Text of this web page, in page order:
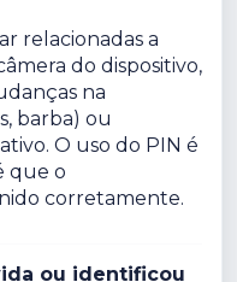
relacionadas a
do dispositivo,
na
barba) ou
O uso do PIN é
que o
corretamente.
ou identificou